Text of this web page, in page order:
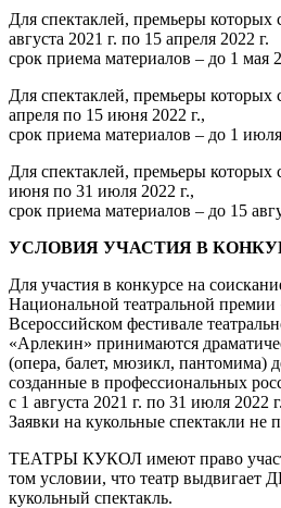
Для спектаклей, премьеры которых
августа 2021 г. по 15 апреля 2022 г.
срок приема материалов – до 1 мая
Для спектаклей, премьеры которых
апреля по 15 июня 2022 г.,
срок приема материалов – до 1
Для спектаклей, премьеры которых
июня по 31 июля 2022 г.,
срок приема материалов – до 15
УСЛОВИЯ УЧАСТИЯ В
Для участия в конкурсе на
Национальной театральной
Всероссийском фестивале
«Арлекин» принимаются
(опера, балет, мюзикл, пантомима)
созданные в профессиональных
с 1 августа 2021 г. по 31 июля 2022 г.
Заявки на кукольные спектакли не
ТЕАТРЫ КУКОЛ имеют право
том условии, что театр
кукольный спектакль.